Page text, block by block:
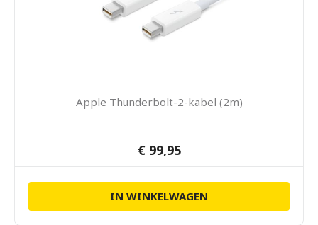
Apple Thunderbolt-2-kabel (2m)
€ 99,95
IN WINKELWAGEN